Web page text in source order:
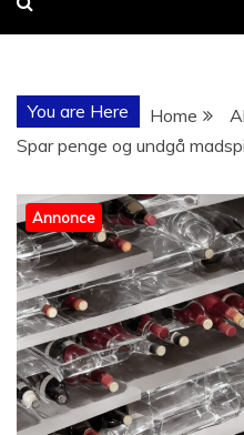
You are Here Home
Spar penge og undgå
Annonce